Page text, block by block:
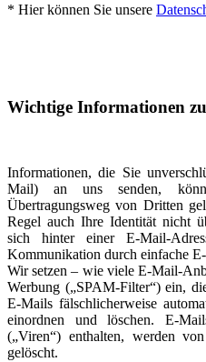
* Hier können Sie unsere
Wichtige Informationen
Informationen, die Sie
Mail) an uns senden,
Übertragungsweg von Dritten
Regel auch Ihre Identität nicht
sich hinter einer E-Mail-
Kommunikation durch einfache
Wir setzen – wie viele E-Mail-
Werbung („SPAM-Filter“) ein,
E-Mails fälschlicherweise
einordnen und löschen. E-
(„Viren“) enthalten, werden
gelöscht.